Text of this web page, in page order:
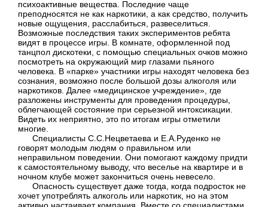
психоактивные вещества. Последние чаще
преподносятся не как наркотики, а как средство, получить
новые ощущения, расслабиться, развеселиться.
Возможные последствия таких экспериментов ребята
видят в процессе игры. В комнате, оформленной под
танцпол дискотеки, с помощью специальных очков можно
посмотреть на окружающий мир глазами пьяного
человека. В «парке» участники игры находят человека без
сознания, возможно после большой дозы алкоголя или
наркотиков. Далее «медицинское учреждение», где
разложены инструменты для проведения процедуры,
облегчающей состояние при серьезной интоксикации.
Видеть их неприятно, это по итогам игры отметили
многие.
Специалисты С.С.Нецветаева и Е.А.Руденко не
говорят молодым людям о правильном или
неправильном поведении. Они помогают каждому придти
к самостоятельному выводу, что веселье на квартире и в
ночном клубе может закончиться очень невесело.
Опасность существует даже тогда, когда подросток не
хочет употреблять алкоголь или наркотик, но на этом